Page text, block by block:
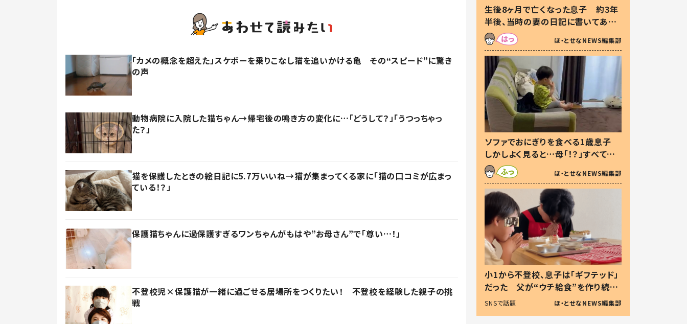
「カメの概念を超えた」スケボーを乗りこなし猫を追いかける亀 その“スピード”に驚き
の声
動物病院に入院した猫ちゃん→帰宅後の鳴き方の変化に…「どうして？」「うつっちゃっ
た？」
猫を保護したときの絵日記に5.7万いいね→猫が集まってくる家に「猫の口コミが広まっ
ている！？」
保護猫ちゃんに過保護すぎるワンちゃんがもはや”お母さん”で「尊い…！」
不登校児×保護猫が一緒に過ごせる居場所をつくりたい！ 不登校を経験した親子の挑
戦
生後8ヶ月で亡くなった息子 約3年
半後、当時の妻の日記に書いてあっ
た本音とは
ほ・とせなNEWS編集部
ソファでおにぎりを食べる1歳息子
しかしよく見ると…母「！？」すべてを
察した母の投稿に「可愛いから許
す！」「現行犯〜」
ほ・とせなNEWS編集部
小1から不登校、息子は「ギフテッド」
だった 父が“ウチ給食”を作り続け
る理由とは #令和の親 #令和の子
SNSで話題 ほ・とせなNEWS編集部